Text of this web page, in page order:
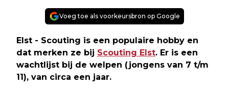
Voeg toe als voorkeursbron op Google
Elst - Scouting is een populaire hobby en
dat merken ze bij Scouting Elst. Er is een
wachtlijst bij de welpen (jongens van 7 t/m
11), van circa een jaar.